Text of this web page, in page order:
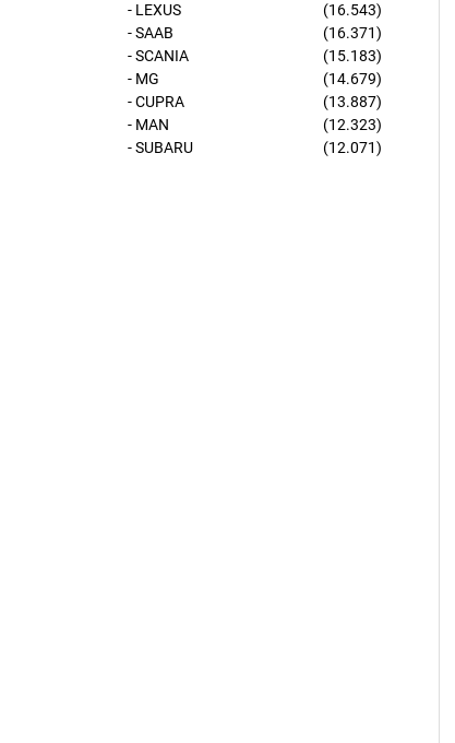
- LEXUS
(16.543)
- SAAB
(16.371)
- SCANIA
(15.183)
- MG
(14.679)
- CUPRA
(13.887)
- MAN
(12.323)
- SUBARU
(12.071)